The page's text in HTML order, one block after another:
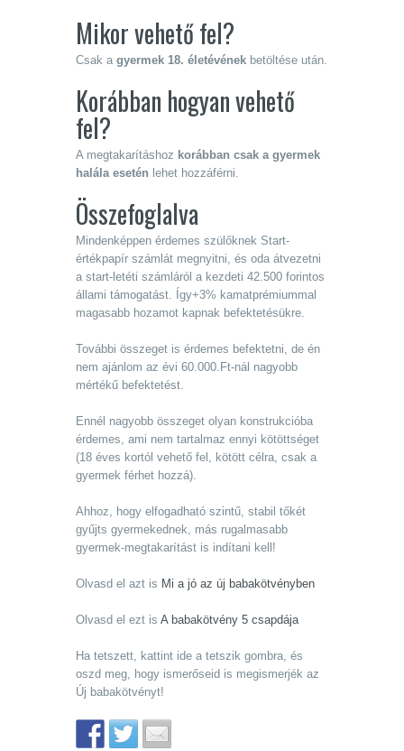
Mikor vehető fel?
Csak a gyermek 18. életévének betöltése után.
Korábban hogyan vehető
fel?
A megtakarításhoz korábban csak a gyermek
halála esetén lehet hozzáférni.
Összefoglalva
Mindenképpen érdemes szülőknek Start-
értékpapír számlát megnyitni, és oda átvezetni
a start-letéti számláról a kezdeti 42.500 forintos
állami támogatást. Így+3% kamatprémiummal
magasabb hozamot kapnak befektetésükre.
További összeget is érdemes befektetni, de én
nem ajánlom az évi 60.000.Ft-nál nagyobb
mértékű befektetést.
Ennél nagyobb összeget olyan konstrukcióba
érdemes, ami nem tartalmaz ennyi kötöttséget
(18 éves kortól vehető fel, kötött célra, csak a
gyermek férhet hozzá).
Ahhoz, hogy elfogadható szintű, stabil tőkét
gyűjts gyermekednek, más rugalmasabb
gyermek-megtakarítást is indítani kell!
Olvasd el azt is Mi a jó az új babakötvényben
Olvasd el ezt is A babakötvény 5 csapdája
Ha tetszett, kattint ide a tetszik gombra, és
oszd meg, hogy ismerőseid is megismerjék az
Új babakötvényt!